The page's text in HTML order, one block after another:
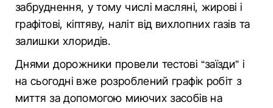
забруднення, у тому числі масляні, жирові і
графітові, кіптяву, наліт від вихлопних газів та
залишки хлоридів.
Днями дорожники провели тестові “заїзди” і
на сьогодні вже розроблений графік робіт з
миття за допомогою миючих засобів на